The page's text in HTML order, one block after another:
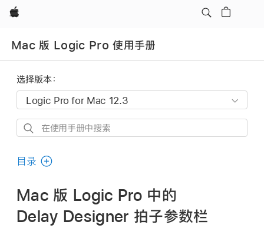
Apple
Mac 版 Logic Pro 使用手册
选择版本：
在
用
册
中
搜
目录
Mac 版 Logic Pro 中的
Delay Designer 拍子参数栏